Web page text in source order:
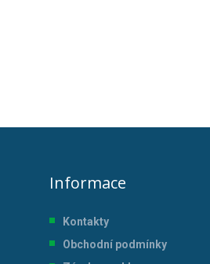
Informace
Kontakty
Obchodní podmínky